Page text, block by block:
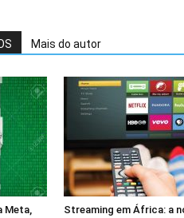
Mais do autor
Meta,
Streaming em África: a